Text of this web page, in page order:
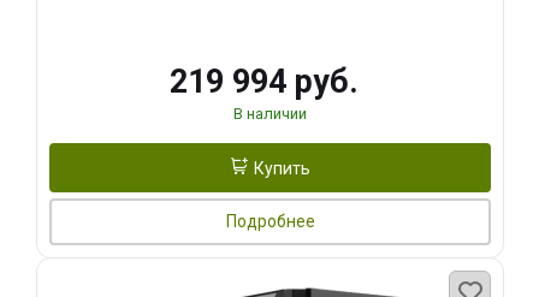
219 994 руб.
В наличии
Купить
Подробнее